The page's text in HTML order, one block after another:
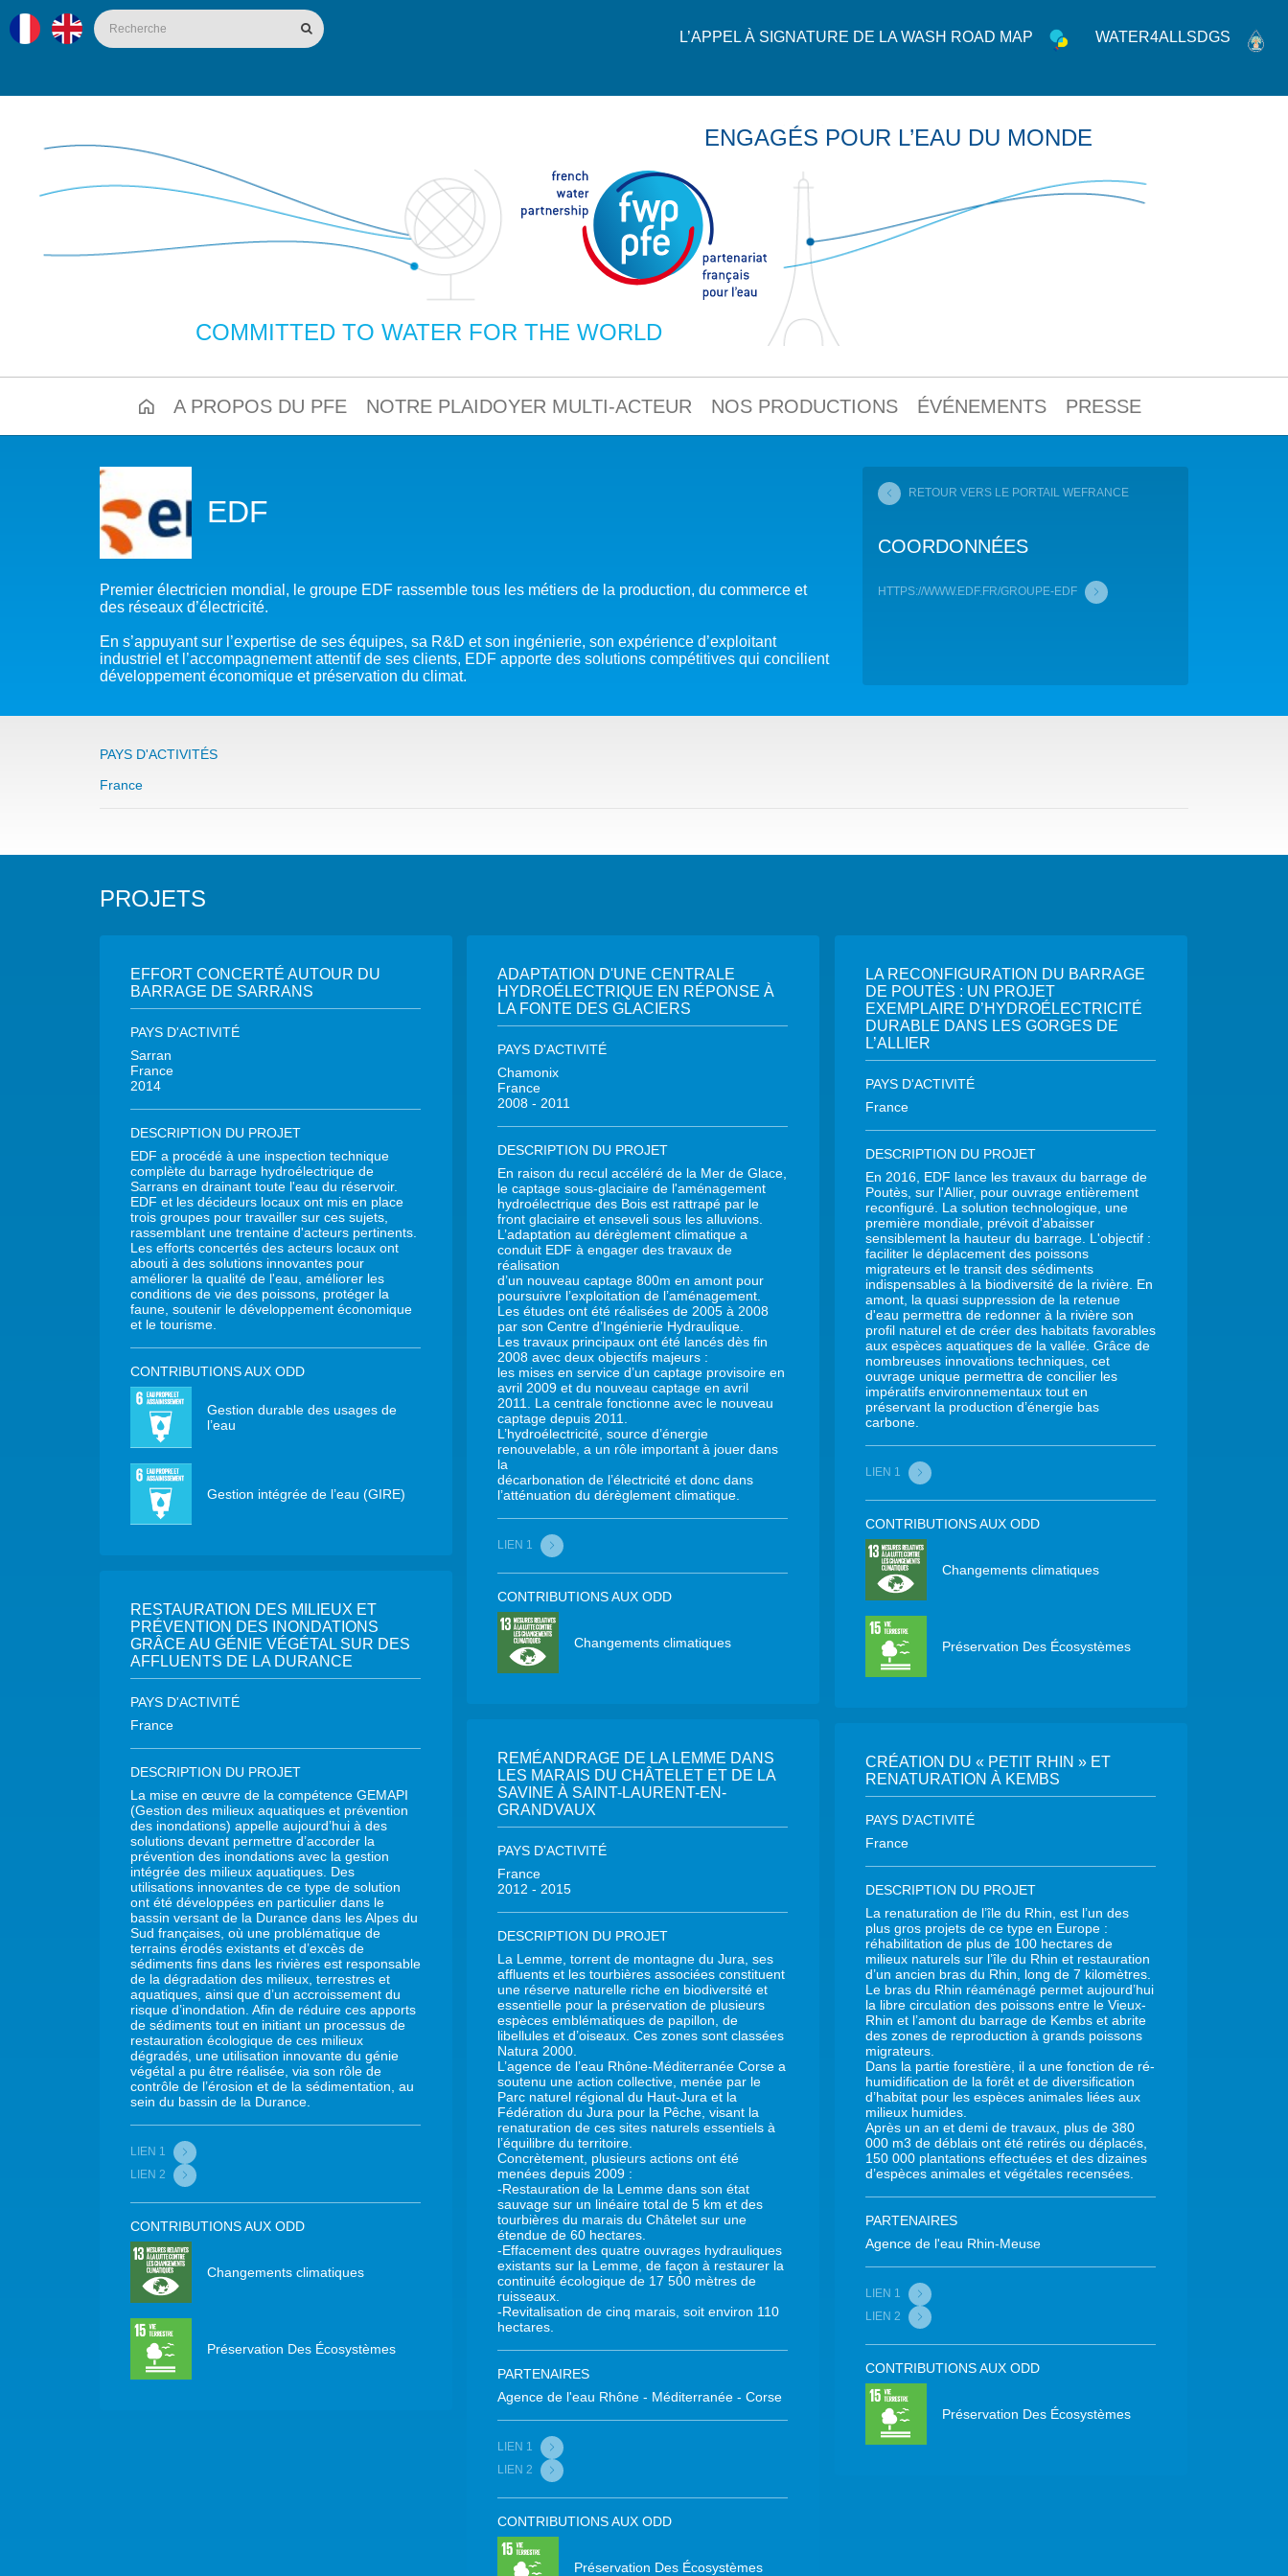
L’APPEL À SIGNATURE DE LA WASH ROAD MAP WATER4ALLSDGS
COMMITTED TO WATER FOR THE WORLD
ENGAGÉS POUR L’EAU DU MONDE
A PROPOS DU PFE
NOTRE VISION
NOTRE GOUVERNANCE
NOTRE PLAIDOYER MULTI-ACTEUR
ACCÈS À LA WASH DANS LES CONTEXTES DE CRISES ET FRAGILITÉS
AUTRES EXPERTISES
NOS PRODUCTIONS ÉVÉNEMENTS
FORUM URBAIN MONDIAL – LE CAIRE 2024
COP16 BIODIVERSITÉ – CALI 2024
FORUM MONDIAL DE L’EAU – BALI 2024
TOUS LES ÉVÉNEMENTS
PRESSE
EDF
Premier électricien mondial, le groupe EDF rassemble tous les métiers de la production, du commerce et
des réseaux d’électricité.
En s’appuyant sur l’expertise de ses équipes, sa R&D et son ingénierie, son expérience d’exploitant
industriel et l’accompagnement attentif de ses clients, EDF apporte des solutions compétitives qui concilient
développement économique et préservation du climat.
RETOUR VERS LE PORTAIL WEFRANCE
COORDONNÉES
HTTPS://WWW.EDF.FR/GROUPE-EDF
PAYS D'ACTIVITÉS
France
PROJETS
EFFORT CONCERTÉ AUTOUR DU
BARRAGE DE SARRANS
PAYS D'ACTIVITÉ
Sarran
France
2014
DESCRIPTION DU PROJET
EDF a procédé à une inspection technique
complète du barrage hydroélectrique de
Sarrans en drainant toute l'eau du réservoir.
EDF et les décideurs locaux ont mis en place
trois groupes pour travailler sur ces sujets,
rassemblant une trentaine d'acteurs pertinents.
Les efforts concertés des acteurs locaux ont
abouti à des solutions innovantes pour
améliorer la qualité de l'eau, améliorer les
conditions de vie des poissons, protéger la
faune, soutenir le développement économique
et le tourisme.
CONTRIBUTIONS AUX ODD
Gestion durable des usages de
l’eau
Gestion intégrée de l’eau (GIRE)
ADAPTATION D'UNE CENTRALE
HYDROÉLECTRIQUE EN RÉPONSE À
LA FONTE DES GLACIERS
PAYS D'ACTIVITÉ
Chamonix
France
2008 - 2011
DESCRIPTION DU PROJET
En raison du recul accéléré de la Mer de Glace,
le captage sous-glaciaire de l'aménagement
hydroélectrique des Bois est rattrapé par le
front glaciaire et enseveli sous les alluvions.
L’adaptation au dérèglement climatique a
conduit EDF à engager des travaux de
réalisation
d’un nouveau captage 800m en amont pour
poursuivre l’exploitation de l’aménagement.
Les études ont été réalisées de 2005 à 2008
par son Centre d’Ingénierie Hydraulique.
Les travaux principaux ont été lancés dès fin
2008 avec deux objectifs majeurs :
les mises en service d’un captage provisoire en
avril 2009 et du nouveau captage en avril
2011. La centrale fonctionne avec le nouveau
captage depuis 2011.
L’hydroélectricité, source d’énergie
renouvelable, a un rôle important à jouer dans
la
décarbonation de l’électricité et donc dans
l’atténuation du dérèglement climatique.
LIEN 1
CONTRIBUTIONS AUX ODD
Changements climatiques
LA RECONFIGURATION DU BARRAGE
DE POUTÈS : UN PROJET
EXEMPLAIRE D’HYDROÉLECTRICITÉ
DURABLE DANS LES GORGES DE
L’ALLIER
PAYS D'ACTIVITÉ
France
DESCRIPTION DU PROJET
En 2016, EDF lance les travaux du barrage de
Poutès, sur l'Allier, pour ouvrage entièrement
reconfiguré. La solution technologique, une
première mondiale, prévoit d'abaisser
sensiblement la hauteur du barrage. L'objectif :
faciliter le déplacement des poissons
migrateurs et le transit des sédiments
indispensables à la biodiversité de la rivière. En
amont, la quasi suppression de la retenue
d'eau permettra de redonner à la rivière son
profil naturel et de créer des habitats favorables
aux espèces aquatiques de la vallée. Grâce de
nombreuses innovations techniques, cet
ouvrage unique permettra de concilier les
impératifs environnementaux tout en
préservant la production d’énergie bas
carbone.
LIEN 1
CONTRIBUTIONS AUX ODD
Changements climatiques
Préservation Des Écosystèmes
RESTAURATION DES MILIEUX ET
PRÉVENTION DES INONDATIONS
GRÂCE AU GÉNIE VÉGÉTAL SUR DES
AFFLUENTS DE LA DURANCE
PAYS D'ACTIVITÉ
France
DESCRIPTION DU PROJET
La mise en œuvre de la compétence GEMAPI
(Gestion des milieux aquatiques et prévention
des inondations) appelle aujourd’hui à des
solutions devant permettre d’accorder la
prévention des inondations avec la gestion
intégrée des milieux aquatiques. Des
utilisations innovantes de ce type de solution
ont été développées en particulier dans le
bassin versant de la Durance dans les Alpes du
Sud françaises, où une problématique de
terrains érodés existants et d’excès de
sédiments fins dans les rivières est responsable
de la dégradation des milieux, terrestres et
aquatiques, ainsi que d’un accroissement du
risque d’inondation. Afin de réduire ces apports
de sédiments tout en initiant un processus de
restauration écologique de ces milieux
dégradés, une utilisation innovante du génie
végétal a pu être réalisée, via son rôle de
contrôle de l’érosion et de la sédimentation, au
sein du bassin de la Durance.
LIEN 1
LIEN 2
CONTRIBUTIONS AUX ODD
Changements climatiques
Préservation Des Écosystèmes
REMÉANDRAGE DE LA LEMME DANS
LES MARAIS DU CHÂTELET ET DE LA
SAVINE À SAINT-LAURENT-EN-
GRANDVAUX
PAYS D'ACTIVITÉ
France
2012 - 2015
DESCRIPTION DU PROJET
La Lemme, torrent de montagne du Jura, ses
affluents et les tourbières associées constituent
une réserve naturelle riche en biodiversité et
essentielle pour la préservation de plusieurs
espèces emblématiques de papillon, de
libellules et d’oiseaux. Ces zones sont classées
Natura 2000.
L’agence de l’eau Rhône-Méditerranée Corse a
soutenu une action collective, menée par le
Parc naturel régional du Haut-Jura et la
Fédération du Jura pour la Pêche, visant la
renaturation de ces sites naturels essentiels à
l’équilibre du territoire.
Concrètement, plusieurs actions ont été
menées depuis 2009 :
-Restauration de la Lemme dans son état
sauvage sur un linéaire total de 5 km et des
tourbières du marais du Châtelet sur une
étendue de 60 hectares.
-Effacement des quatre ouvrages hydrauliques
existants sur la Lemme, de façon à restaurer la
continuité écologique de 17 500 mètres de
ruisseaux.
-Revitalisation de cinq marais, soit environ 110
hectares.
PARTENAIRES
Agence de l'eau Rhône - Méditerranée - Corse
LIEN 1
LIEN 2
CONTRIBUTIONS AUX ODD
Préservation Des Écosystèmes
CRÉATION DU « PETIT RHIN » ET
RENATURATION À KEMBS
PAYS D'ACTIVITÉ
France
DESCRIPTION DU PROJET
La renaturation de l’île du Rhin, est l’un des
plus gros projets de ce type en Europe :
réhabilitation de plus de 100 hectares de
milieux naturels sur l’île du Rhin et restauration
d’un ancien bras du Rhin, long de 7 kilomètres.
Le bras du Rhin réaménagé permet aujourd’hui
la libre circulation des poissons entre le Vieux-
Rhin et l’amont du barrage de Kembs et abrite
des zones de reproduction à grands poissons
migrateurs.
Dans la partie forestière, il a une fonction de ré-
humidification de la forêt et de diversification
d’habitat pour les espèces animales liées aux
milieux humides.
Après un an et demi de travaux, plus de 380
000 m3 de déblais ont été retirés ou déplacés,
150 000 plantations effectuées et des dizaines
d’espèces animales et végétales recensées.
PARTENAIRES
Agence de l'eau Rhin-Meuse
LIEN 1
LIEN 2
CONTRIBUTIONS AUX ODD
Préservation Des Écosystèmes